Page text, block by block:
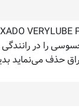
را در
حذف می‌نماید